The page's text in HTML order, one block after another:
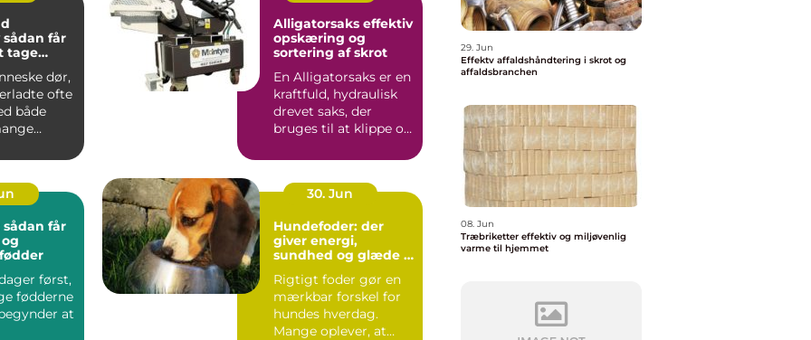
tage
dør,
ofte
både
Alligatorsaks effektiv
opskæring og
sortering af skrot
En Alligatorsaks er en
kraftfuld, hydraulisk
drevet saks, der
bruges til at klippe og
får
først,
fødderne
at
30. Jun
Hundefoder: der
giver energi,
sundhed og glæde i
Rigtigt foder gør en
mærkbar forskel for
hundes hverdag.
Mange oplever, at
29. Jun
Effektv affaldshåndtering i skrot og
affaldsbranchen
08. Jun
Træbriketter effektiv og miljøvenlig
varme til hjemmet